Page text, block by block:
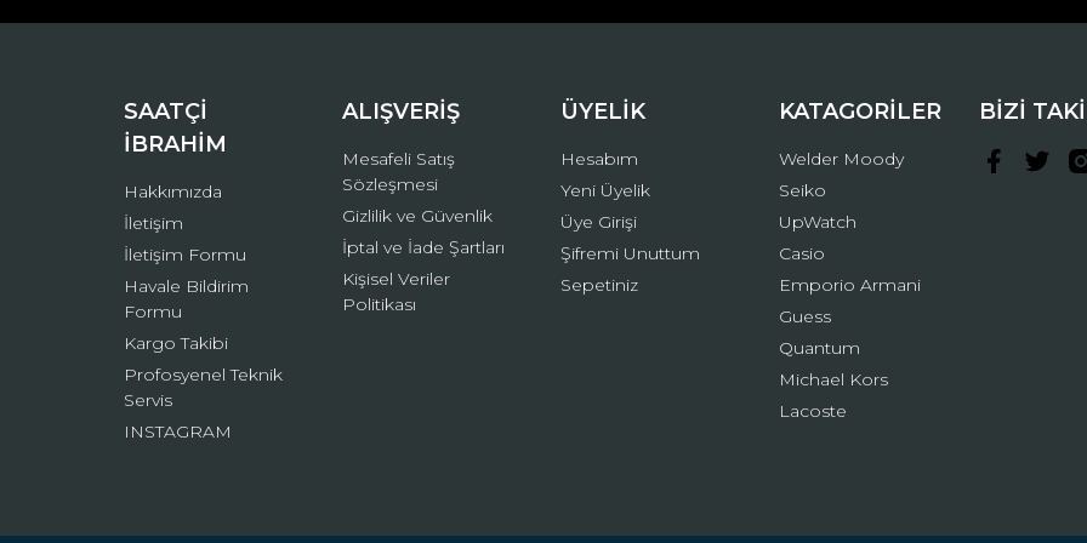
Bu ürüne benzer farklı alternatifler olmalı.
Gönder
SAATÇİ
İBRAHİM
Hakkımızda
İletişim
İletişim Formu
Havale Bildirim
Formu
Kargo Takibi
Profosyenel Teknik
Servis
INSTAGRAM
ALIŞVERİŞ
Mesafeli Satış
Sözleşmesi
Gizlilik ve Güvenlik
İptal ve İade Şartları
Kişisel Veriler
Politikası
ÜYELİK
Hesabım
Yeni Üyelik
Üye Girişi
Şifremi Unuttum
Sepetiniz
KATAGORİLER
Welder Moody
Seiko
UpWatch
Casio
Emporio Armani
Guess
Quantum
Michael Kors
Lacoste
BİZİ